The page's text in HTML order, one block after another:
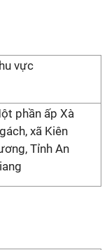
vực
phần ấp Xà
xã Kiên
Tỉnh An